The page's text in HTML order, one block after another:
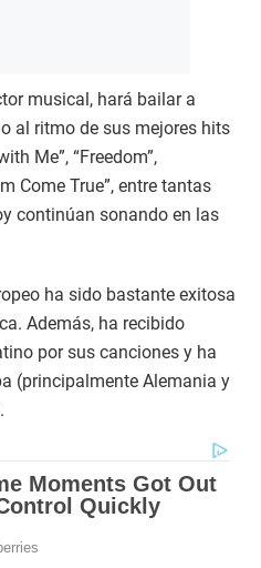
musical, hará bailar a
al ritmo de sus mejores hits
Me”, “Freedom”,
Come True”, entre tantas
continúan sonando en las
ha sido bastante exitosa
Además, ha recibido
por sus canciones y ha
(principalmente Alemania y